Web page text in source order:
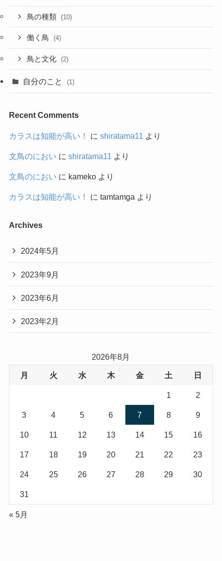
鳥の種類 (10)
働く鳥 (4)
鳥と文化 (2)
自分のこと (1)
Recent Comments
カラスは知能が高い！ に shiratama11 より
文鳥のにおい に shiratama11 より
文鳥のにおい に kamekoより
カラスは知能が高い！ に tamtamga より
Archives
2024年5月
2023年9月
2023年6月
2023年2月
2026年8月
月 火 水 木 金 土 日
1 2
3 4 5 6 7 8 9
10 11 12 13 14 15 16
17 18 19 20 21 22 23
24 25 26 27 28 29 30
31
« 5月